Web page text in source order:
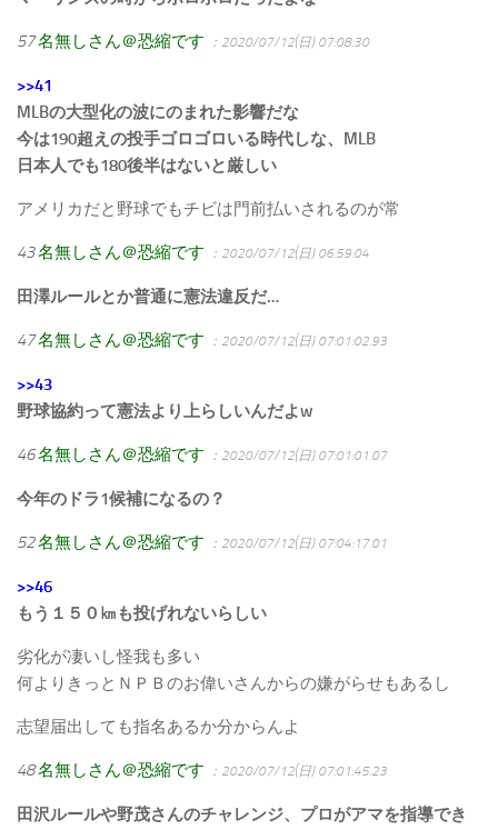
57名無しさん＠恐縮です ：2020/07/12(日) 07:08:30
>>41
MLBの大型化の波にのまれた影響だな
今は190超えの投手ゴロゴロいる時代しな、MLB
日本人でも180後半はないと厳しい
アメリカだと野球でもチビは門前払いされるのが常
43名無しさん＠恐縮です ：2020/07/12(日) 06:59:04
田澤ルールとか普通に憲法違反だ…
47名無しさん＠恐縮です ：2020/07/12(日) 07:01:02.93
>>43
野球協約って憲法より上らしいんだよw
46名無しさん＠恐縮です ：2020/07/12(日) 07:01:01.07
今年のドラ1候補になるの？
52名無しさん＠恐縮です ：2020/07/12(日) 07:04:17.01
>>46
もう１５０㎞も投げれないらしい
劣化が凄いし怪我も多い
何よりきっとＮＰＢのお偉いさんからの嫌がらせもあるし
志望届出しても指名あるか分からんよ
48名無しさん＠恐縮です ：2020/07/12(日) 07:01:45.23
田沢ルールや野茂さんのチャレンジ、プロがアマを指導でき